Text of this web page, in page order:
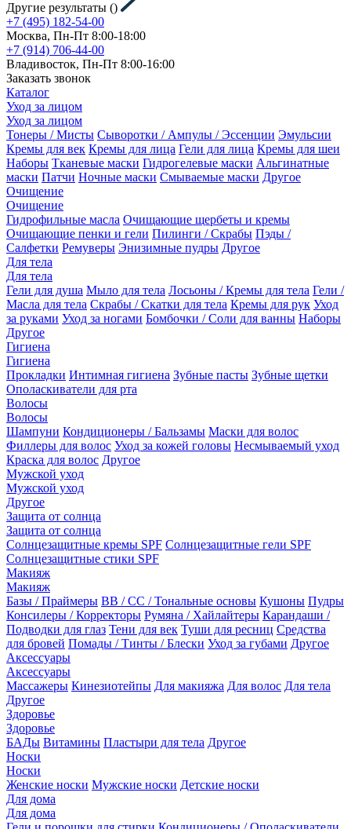
Другие результаты ()
+7 (495) 182-54-00
Москва, Пн-Пт 8:00-18:00
+7 (914) 706-44-00
Владивосток, Пн-Пт 8:00-16:00
Заказать звонок
Каталог
Уход за лицом
Уход за лицом
Тонеры / Мисты Сыворотки / Ампулы / Эссенции Эмульсии
Кремы для век Кремы для лица Гели для лица Кремы для шеи
Наборы Тканевые маски Гидрогелевые маски Альгинатные
маски Патчи Ночные маски Смываемые маски Другое
Очищение
Очищение
Гидрофильные масла Очищающие щербеты и кремы
Очищающие пенки и гели Пилинги / Скрабы Пэды /
Салфетки Ремуверы Энизимные пудры Другое
Для тела
Для тела
Гели для душа Мыло для тела Лосьоны / Кремы для тела Гели /
Масла для тела Скрабы / Скатки для тела Кремы для рук Уход
за руками Уход за ногами Бомбочки / Соли для ванны Наборы
Другое
Гигиена
Гигиена
Прокладки Интимная гигиена Зубные пасты Зубные щетки
Ополаскиватели для рта
Волосы
Волосы
Шампуни Кондиционеры / Бальзамы Маски для волос
Филлеры для волос Уход за кожей головы Несмываемый уход
Краска для волос Другое
Мужской уход
Мужской уход
Другое
Защита от солнца
Защита от солнца
Солнцезащитные кремы SPF Солнцезащитные гели SPF
Солнцезащитные стики SPF
Макияж
Макияж
Базы / Праймеры BB / CC / Тональные основы Кушоны Пудры
Консилеры / Корректоры Румяна / Хайлайтеры Карандаши /
Подводки для глаз Тени для век Туши для ресниц Средства
для бровей Помады / Тинты / Блески Уход за губами Другое
Аксессуары
Аксессуары
Массажеры Кинезиотейпы Для макияжа Для волос Для тела
Другое
Здоровье
Здоровье
БАДы Витамины Пластыри для тела Другое
Носки
Носки
Женские носки Мужские носки Детские носки
Для дома
Для дома